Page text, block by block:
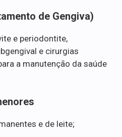
de Gengiva)
e periodontite,
e cirurgias
a manutenção da saúde
e de leite;